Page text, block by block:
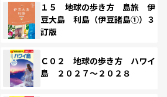
１５ 地球の歩き方 島旅 伊
豆大島 利島（伊豆諸島①）３
訂版
Ｃ０２ 地球の歩き方 ハワイ
島 ２０２７～２０２８